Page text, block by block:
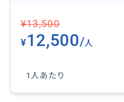
トですが、クルーズは
・アレルギーなどがある
・乗り物酔いをしやすい
用してください。ベトナ
¥13,500
¥12,500/人
1人あたり